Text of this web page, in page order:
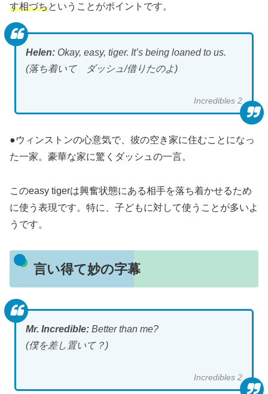
す相づちということがポイントです。
Helen: Okay, easy, tiger. It’s being loaned to us.
(落ち着いて ダッシュ/借りたのよ)
Incredibles 2
●ウィンストンの心意気で、彼の空き家に住むことになっ
た一家。豪華な家に驚くダッシュの一言。
このeasy tigerは興奮状態にある相手を落ち着かせるため
に使う表現です。特に、子どもに対して使うことが多いよ
うです。
言い得て妙の字幕
Mr. Incredible: Better than me?
(僕を差し置いて？)
Incredibles 2